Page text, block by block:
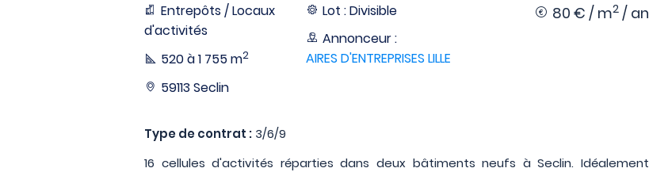
Entrepôts / Locaux
d'activités
520 à 1 755 m2
59113 Seclin
Lot : Divisible
Annonceur :
AIRES D'ENTREPRISES LILLE
80 € / m2/ an
Type de contrat : 3/6/9
16 cellules d'activités réparties dans deux bâtiments neufs à Seclin. Idéalement